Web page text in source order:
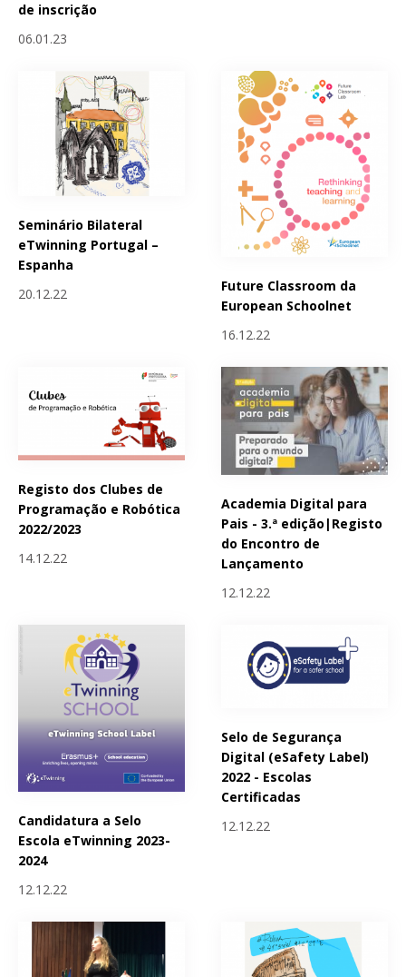
de inscrição
06.01.23
Seminário Bilateral
eTwinning Portugal –
Espanha
20.12.22
Future Classroom da
European Schoolnet
16.12.22
Registo dos Clubes de
Programação e Robótica
2022/2023
14.12.22
Academia Digital para
Pais - 3.ª edição|Registo
do Encontro de
Lançamento
12.12.22
Candidatura a Selo
Escola eTwinning 2023-
2024
12.12.22
Selo de Segurança
Digital (eSafety Label)
2022 - Escolas
Certificadas
12.12.22